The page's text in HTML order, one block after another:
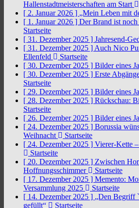
Hallenstadtmeisterschaften am Start
[ 2. Januar 2026 ] „Mein Leben mit
[ 1. Januar 2026 ] Der Brand ist
Startseite
[ 31. Dezember 2025 ] Jahresend-
[ 31. Dezember 2025 ] Auch Nico
Ellenfeld
Startseite
[ 30. Dezember 2025 ] Bilder eines
[ 30. Dezember 2025 ] Erste
Startseite
[ 29. Dezember 2025 ] Bilder eines
[ 28. Dezember 2025 ] Rückschau:
Startseite
[ 26. Dezember 2025 ] Bilder eines
[ 24. Dezember 2025 ] Borussia
Weihnacht
Startseite
[ 24. Dezember 2025 ] Vierer-Kette
Startseite
[ 20. Dezember 2025 ] Zwischen
Hoffnungsschimmer
Startseite
[ 17. Dezember 2025 ] Memento:
Versammlung 2025
Startseite
[ 14. Dezember 2025 ] „Den Begriff
gefüllt“
Startseite